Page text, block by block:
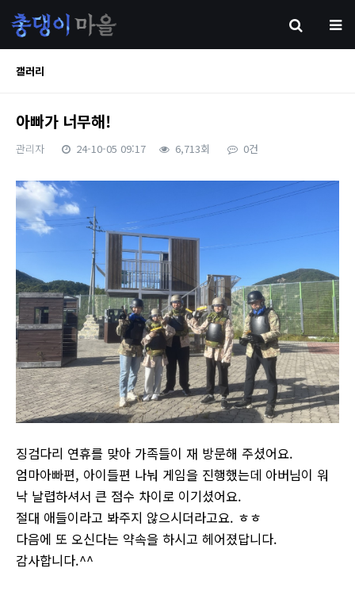
갤러리
아빠가 너무해!
관리자 24-10-05 09:17 6,713회 0건
본문
징검다리 연휴를 맞아 가족들이 재 방문해 주셨어요.
엄마아빠편, 아이들편 나눠 게임을 진행했는데 아버님이 워
낙 날렵하셔서 큰 점수 차이로 이기셨어요.
절대 애들이라고 봐주지 않으시더라고요. ㅎㅎ
다음에 또 오신다는 약속을 하시고 헤어졌답니다.
감사합니다.^^